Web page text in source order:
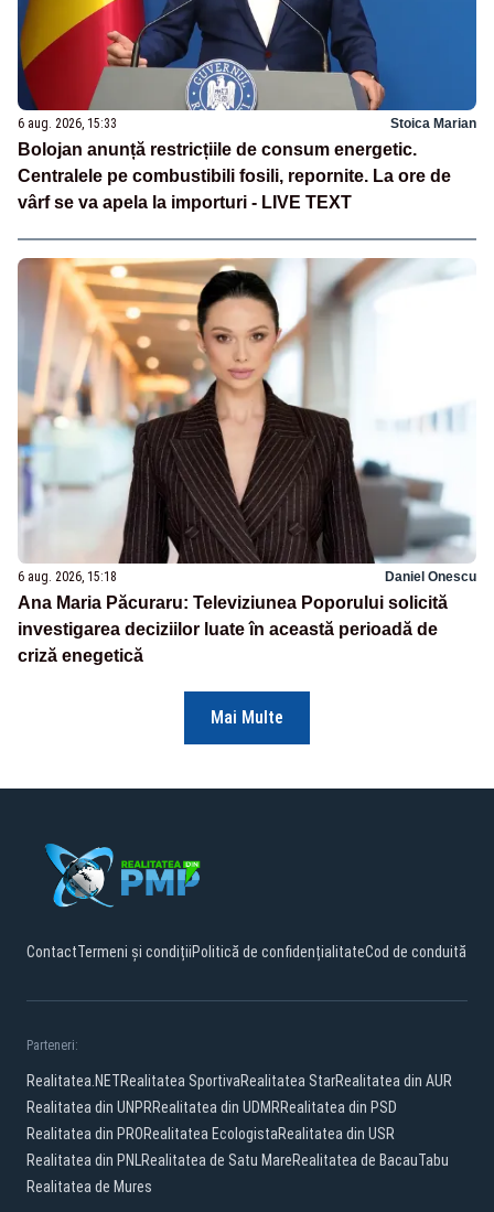
6 aug. 2026, 15:33 Stoica Marian
Bolojan anunță restricțiile de consum energetic.
Centralele pe combustibili fosili, repornite. La ore de
vârf se va apela la importuri - LIVE TEXT
6 aug. 2026, 15:18 Daniel Onescu
Ana Maria Păcuraru: Televiziunea Poporului solicită
investigarea deciziilor luate în această perioadă de
criză enegetică
Mai Multe
ContactTermeni și condițiiPolitică de confidențialitateCod de conduită
Parteneri:
Realitatea.NETRealitatea SportivaRealitatea StarRealitatea din AUR
Realitatea din UNPRRealitatea din UDMRRealitatea din PSD
Realitatea din PRORealitatea EcologistaRealitatea din USR
Realitatea din PNLRealitatea de Satu MareRealitatea de BacauTabu
Realitatea de Mures